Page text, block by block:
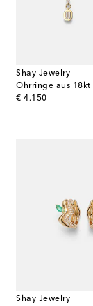
Shay Jewelry
€ 4.150
original price
Shay Jewelry